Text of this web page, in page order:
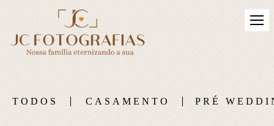
TODOS CASAMENTO PRÉ